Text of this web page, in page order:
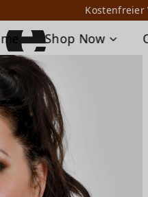
Kostenfreier
Shop Now